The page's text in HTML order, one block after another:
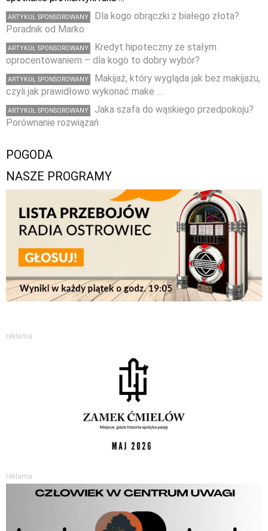
ARTYKUŁ SPONSOROWANY
Dla kogo obrączki z białego złota?
Poradnik od Marko
ARTYKUŁ SPONSOROWANY
Kredyt hipoteczny ze stałym
oprocentowaniem – dla kogo to dobry wybór?
ARTYKUŁ SPONSOROWANY
Makijaż, który wygląda jak bez makijażu,
czyli jak prawidłowo wykonać make …
ARTYKUŁ SPONSOROWANY
Jaka szafa do wąskiego przedpokoju?
Porównanie rozwiązań
POGODA
NASZE PROGRAMY
reklama
reklama